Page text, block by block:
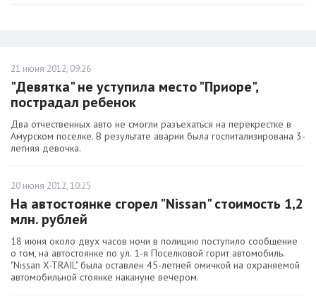
21 июня 2012, 09:26
"Девятка" не уступила место "Приоре",
пострадал ребенок
Два отчественных авто не смогли разъехаться на перекрестке в
Амурском поселке. В результате аварии была госпитализирована 3-
летняя девочка.
20 июня 2012, 10:25
На автостоянке сгорел "Nissan" стоимость 1,2
млн. рублей
18 июня около двух часов ночи в полицию поступило сообщение
о том, на автостоянке по ул. 1-я Поселковой горит автомобиль.
"Nissan X-TRAIL" была оставлен 45-летней омичкой на охраняемой
автомобильной стоянке накануне вечером.